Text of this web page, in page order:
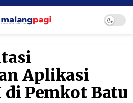
Aplikasi
di Pemkot Batu